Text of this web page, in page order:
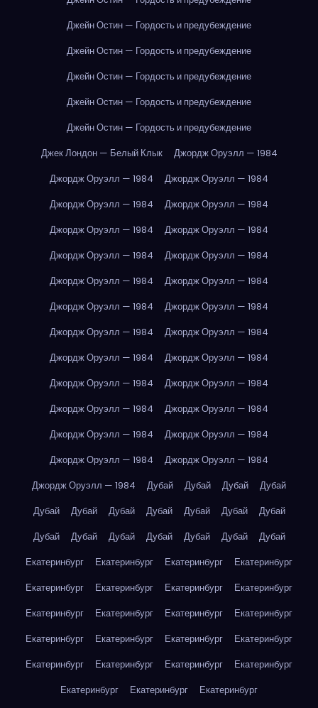
Джейн Остин — Гордость и предубеждение
Джейн Остин — Гордость и предубеждение
Джейн Остин — Гордость и предубеждение
Джейн Остин — Гордость и предубеждение
Джейн Остин — Гордость и предубеждение
Джек Лондон — Белый Клык
Джордж Оруэлл — 1984
Джордж Оруэлл — 1984
Джордж Оруэлл — 1984
Джордж Оруэлл — 1984
Джордж Оруэлл — 1984
Джордж Оруэлл — 1984
Джордж Оруэлл — 1984
Джордж Оруэлл — 1984
Джордж Оруэлл — 1984
Джордж Оруэлл — 1984
Джордж Оруэлл — 1984
Джордж Оруэлл — 1984
Джордж Оруэлл — 1984
Джордж Оруэлл — 1984
Джордж Оруэлл — 1984
Джордж Оруэлл — 1984
Джордж Оруэлл — 1984
Джордж Оруэлл — 1984
Джордж Оруэлл — 1984
Джордж Оруэлл — 1984
Джордж Оруэлл — 1984
Джордж Оруэлл — 1984
Джордж Оруэлл — 1984
Джордж Оруэлл — 1984
Джордж Оруэлл — 1984
Джордж Оруэлл — 1984
Дубай Дубай Дубай
Дубай
Дубай
Дубай Дубай Дубай Дубай Дубай
Дубай
Дубай
Дубай Дубай Дубай Дубай Дубай
Дубай
Екатеринбург
Екатеринбург Екатеринбург
Екатеринбург
Екатеринбург
Екатеринбург Екатеринбург
Екатеринбург
Екатеринбург
Екатеринбург Екатеринбург
Екатеринбург
Екатеринбург
Екатеринбург Екатеринбург
Екатеринбург
Екатеринбург
Екатеринбург Екатеринбург
Екатеринбург
Екатеринбург
Екатеринбург
Екатеринбург